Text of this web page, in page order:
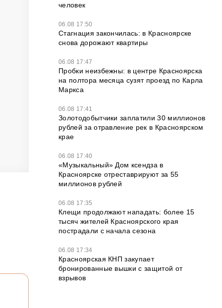
человек
06.08 17:50
Стагнация закончилась: в Красноярске
снова дорожают квартиры
06.08 17:47
Пробки неизбежны: в центре Красноярска
на полтора месяца сузят проезд по Карла
Маркса
06.08 17:41
Золотодобытчики заплатили 30 миллионов
рублей за отравление рек в Красноярском
крае
06.08 17:40
«Музыкальный» Дом ксендза в
Красноярске отреставрируют за 55
миллионов рублей
06.08 17:35
Клещи продолжают нападать: более 15
тысяч жителей Красноярского края
пострадали с начала сезона
06.08 17:34
Красноярская КНП закупает
бронированные вышки с защитой от
взрывов